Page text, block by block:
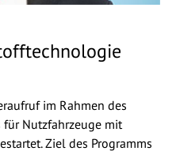
im Rahmen des
für Nutzfahrzeuge mit
Ziel des Programms